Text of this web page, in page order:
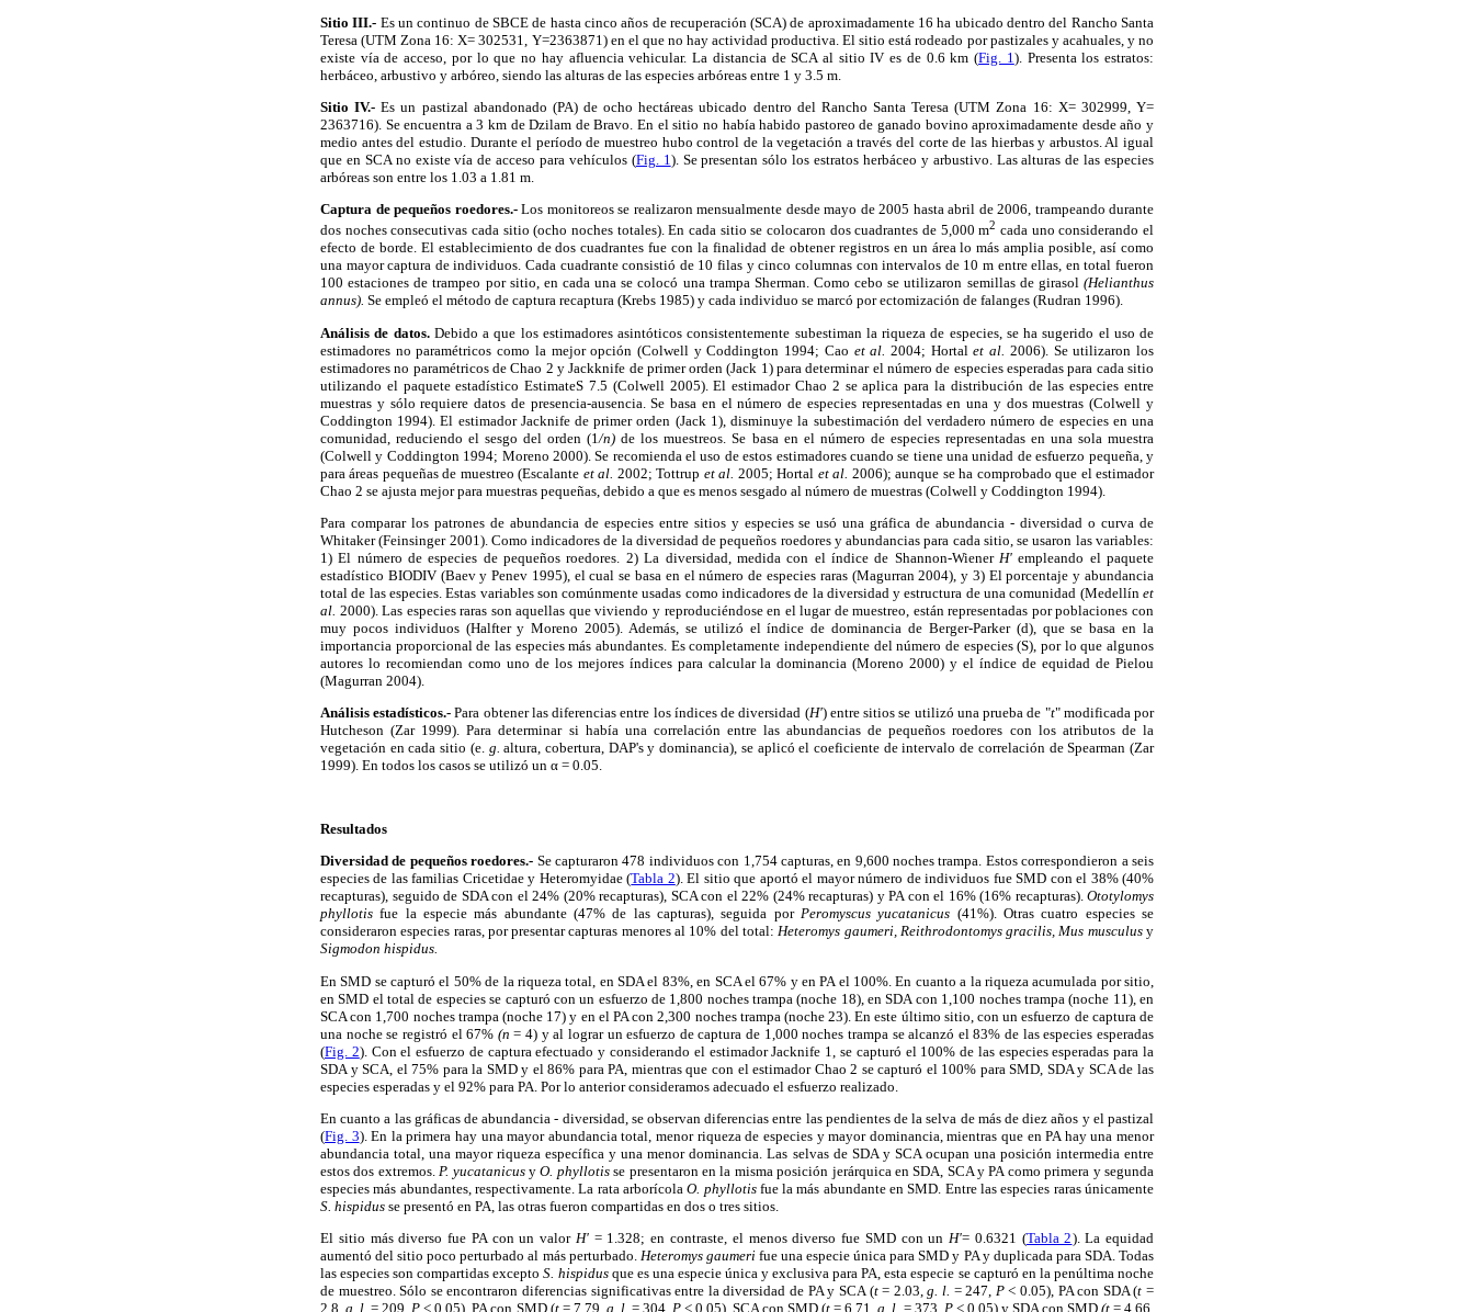
Sitio III.- Es un continuo de SBCE de hasta cinco años de recuperación (SCA) de aproximadamente 16 ha ubicado dentro del Rancho Santa
Teresa (UTM Zona 16: X= 302531, Y=2363871) en el que no hay actividad productiva. El sitio está rodeado por pastizales y acahuales, y no
existe vía de acceso, por lo que no hay afluencia vehicular. La distancia de SCA al sitio IV es de 0.6 km (Fig. 1 ). Presenta los estratos:
herbáceo, arbustivo y arbóreo, siendo las alturas de las especies arbóreas entre 1 y 3.5 m.
Sitio IV.- Es un pastizal abandonado (PA) de ocho hectáreas ubicado dentro del Rancho Santa Teresa (UTM Zona 16: X= 302999, Y=
2363716). Se encuentra a 3 km de Dzilam de Bravo. En el sitio no había habido pastoreo de ganado bovino aproximadamente desde año y
medio antes del estudio. Durante el período de muestreo hubo control de la vegetación a través del corte de las hierbas y arbustos. Al igual
que en SCA no existe vía de acceso para vehículos (Fig. 1 ). Se presentan sólo los estratos herbáceo y arbustivo. Las alturas de las especies
arbóreas son entre los 1.03 a 1.81 m.
Captura de pequeños roedores.-Los monitoreos se realizaron mensualmente desde mayo de 2005 hasta abril de 2006, trampeando durante
dos noches consecutivas cada sitio (ocho noches totales). En cada sitio se colocaron dos cuadrantes de 5,000 m2 cada uno considerando el
efecto de borde. El establecimiento de dos cuadrantes fue con la finalidad de obtener registros en un área lo más amplia posible, así como
una mayor captura de individuos. Cada cuadrante consistió de 10 filas y cinco columnas con intervalos de 10 m entre ellas, en total fueron
100 estaciones de trampeo por sitio, en cada una se colocó una trampa Sherman. Como cebo se utilizaron semillas de girasol (Helianthus
annus). Se empleó el método de captura recaptura (Krebs 1985) y cada individuo se marcó por ectomización de falanges (Rudran 1996).
Análisis de datos.Debido a que los estimadores asintóticos consistentemente subestiman la riqueza de especies, se ha sugerido el uso de
estimadores no paramétricos como la mejor opción (Colwell y Coddington 1994; Cao et al. 2004; Hortalet al. 2006). Se utilizaron los
estimadores no paramétricos de Chao 2 y Jackknife de primer orden (Jack 1) para determinar el número de especies esperadas para cada sitio
utilizando el paquete estadístico EstimateS 7.5 (Colwell 2005). El estimador Chao 2 se aplica para la distribución de las especies entre
muestras y sólo requiere datos de presencia-ausencia. Se basa en el número de especies representadas en una y dos muestras (Colwell y
Coddington 1994). El estimador Jacknife de primer orden (Jack 1), disminuye la subestimación del verdadero número de especies en una
comunidad, reduciendo el sesgo del orden (1/n) de los muestreos. Se basa en el número de especies representadas en una sola muestra
(Colwell y Coddington 1994; Moreno 2000). Se recomienda el uso de estos estimadores cuando se tiene una unidad de esfuerzo pequeña, y
para áreas pequeñas de muestreo (Escalante et al. 2002; Tottrup et al. 2005; Hortal et al. 2006); aunque se ha comprobado que el estimador
Chao 2 se ajusta mejor para muestras pequeñas, debido a que es menos sesgado al número de muestras (Colwell y Coddington 1994).
Para comparar los patrones de abundancia de especies entre sitios y especies se usó una gráfica de abundancia - diversidad o curva de
Whitaker (Feinsinger 2001). Como indicadores de la diversidad de pequeños roedores y abundancias para cada sitio, se usaron las variables:
1) El número de especies de pequeños roedores. 2) La diversidad, medida con el índice de Shannon-Wiener H'empleando el paquete
estadístico BIODIV (Baev y Penev 1995), el cual se basa en el número de especies raras (Magurran 2004), y 3) El porcentaje y abundancia
total de las especies. Estas variables son comúnmente usadas como indicadores de la diversidad y estructura de una comunidad (Medellín et
al. 2000). Las especies raras son aquellas que viviendo y reproduciéndose en el lugar de muestreo, están representadas por poblaciones con
muy pocos individuos (Halfter y Moreno 2005). Además, se utilizó el índice de dominancia de Berger-Parker (d), que se basa en la
importancia proporcional de las especies más abundantes. Es completamente independiente del número de especies (S), por lo que algunos
autores lo recomiendan como uno de los mejores índices para calcular la dominancia (Moreno 2000) y el índice de equidad de Pielou
(Magurran 2004).
Análisis estadísticos.- Para obtener las diferencias entre los índices de diversidad (H') entre sitios se utilizó una prueba de "t" modificada por
Hutcheson (Zar 1999). Para determinar si había una correlación entre las abundancias de pequeños roedores con los atributos de la
vegetación en cada sitio (e. g. altura, cobertura, DAP's y dominancia), se aplicó el coeficiente de intervalo de correlación de Spearman (Zar
1999). En todos los casos se utilizó un α = 0.05.
Resultados
Diversidad de pequeños roedores.- Se capturaron 478 individuos con 1,754 capturas, en 9,600 noches trampa. Estos correspondieron a seis
especies de las familias Cricetidae y Heteromyidae (Tabla 2). El sitio que aportó el mayor número de individuos fue SMD con el 38% (40%
recapturas), seguido de SDA con el 24% (20% recapturas), SCA con el 22% (24% recapturas) y PA con el 16% (16% recapturas). Ototylomys
phyllotis fue la especie más abundante (47% de las capturas), seguida por Peromyscus yucatanicus (41%). Otras cuatro especies se
consideraron especies raras, por presentar capturas menores al 10% del total:Heteromys gaumeri, Reithrodontomys gracilis, Mus musculusy
Sigmodon hispidus.
En SMD se capturó el 50% de la riqueza total, en SDA el 83%, en SCA el 67% y en PA el 100%. En cuanto a la riqueza acumulada por sitio,
en SMD el total de especies se capturó con un esfuerzo de 1,800 noches trampa (noche 18), en SDA con 1,100 noches trampa (noche 11), en
SCA con 1,700 noches trampa (noche 17) y en el PA con 2,300 noches trampa (noche 23). En este último sitio, con un esfuerzo de captura de
una noche se registró el 67% (n = 4) y al lograr un esfuerzo de captura de 1,000 noches trampa se alcanzó el 83% de las especies esperadas
(Fig. 2). Con el esfuerzo de captura efectuado y considerando el estimador Jacknife 1, se capturó el 100% de las especies esperadas para la
SDA y SCA, el 75% para la SMD y el 86% para PA, mientras que con el estimador Chao 2 se capturó el 100% para SMD, SDA y SCA de las
especies esperadas y el 92% para PA. Por lo anterior consideramos adecuado el esfuerzo realizado.
En cuanto a las gráficas de abundancia - diversidad, se observan diferencias entre las pendientes de la selva de más de diez años y el pastizal
(Fig. 3). En la primera hay una mayor abundancia total, menor riqueza de especies y mayor dominancia, mientras que en PA hay una menor
abundancia total, una mayor riqueza específica y una menor dominancia. Las selvas de SDA y SCA ocupan una posición intermedia entre
estos dos extremos. P. yucatanicusyO. phyllotisse presentaron en la misma posición jerárquica en SDA, SCA y PA como primera y segunda
especies más abundantes, respectivamente. La rata arborícolaO. phyllotisfue la más abundante en SMD. Entre las especies raras únicamente
S. hispidus se presentó en PA, las otras fueron compartidas en dos o tres sitios.
El sitio más diverso fue PA con un valor H'= 1.328; en contraste, el menos diverso fue SMD con unH'= 0.6321 (Tabla 2). La equidad
aumentó del sitio poco perturbado al más perturbado. Heteromys gaumerifue una especie única para SMD y PA y duplicada para SDA. Todas
las especies son compartidas exceptoS. hispidusque es una especie única y exclusiva para PA, esta especie se capturó en la penúltima noche
de muestreo. Sólo se encontraron diferencias significativas entre la diversidad de PA y SCA (t= 2.03,g. l. = 247, P< 0.05), PA con SDA (t =
2.8,g. l. = 209, P < 0.05), PA con SMD (t= 7.79, g. l. = 304, P< 0.05), SCA con SMD (t = 6.71,g. l .= 373, P< 0.05) y SDA con SMD(t = 4.66,